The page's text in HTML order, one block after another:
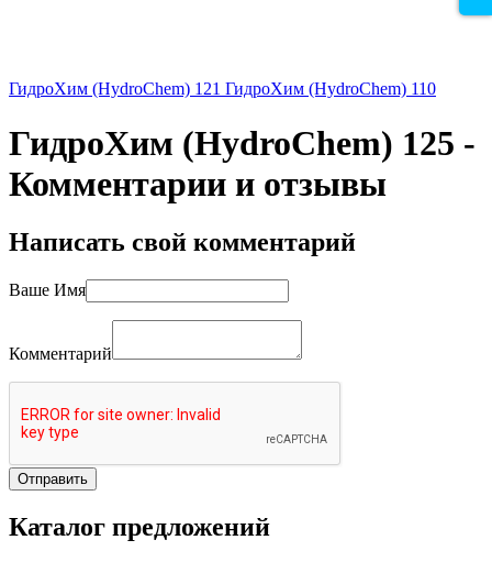
ГидроХим (HydroChem) 121 ГидроХим (HydroChem) 110
ГидроХим (HydroChem) 125 -
Комментарии и отзывы
Написать свой комментарий
Ваше Имя
Комментарий
Каталог предложений